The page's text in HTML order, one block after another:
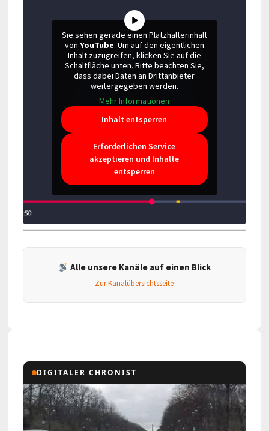
Sie sehen gerade einen Platzhalterinhalt
von YouTube. Um auf den eigentlichen
Inhalt zuzugreifen, klicken Sie auf die
Schaltfläche unten. Bitte beachten Sie,
dass dabei Daten an Drittanbieter
weitergegeben werden.
Mehr Informationen
Inhalt entsperren
Erforderlichen Service
akzeptieren und Inhalte
entsperren
Alle unsere Kanäle auf einen Blick
Zur Kanalübersichtsseite
DIGITALER CHRONIST